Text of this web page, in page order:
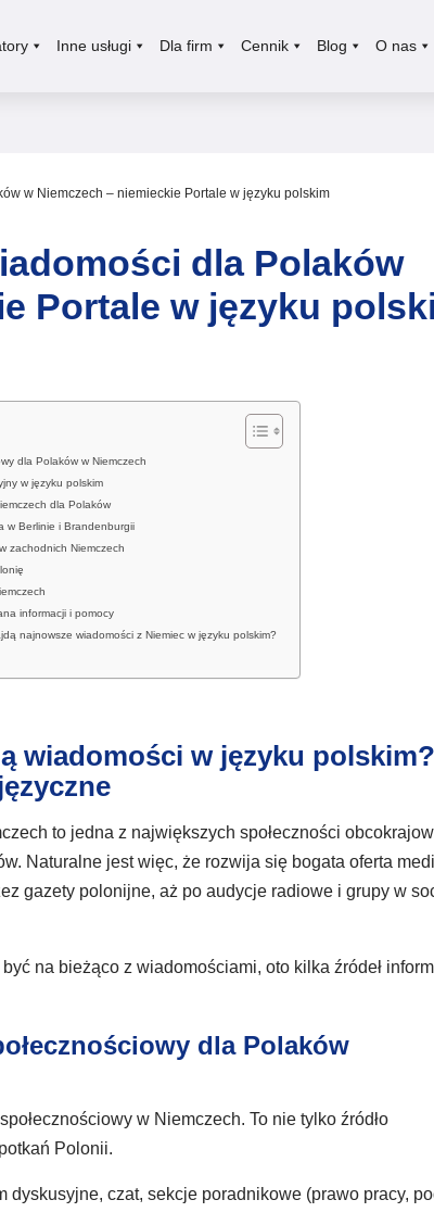
Inne usługi Dla firm Cennik Blog O nas
w Niemczech – niemieckie Portale w języku polskim
dla Polaków
Portale w języku
dla Polaków w Niemczech
w języku polskim
dla Polaków
w Berlinie i Brandenburgii
zachodnich Niemczech
informacji i pomocy
najnowsze wiadomości z Niemiec w języku polskim?
wiadomości w języku
to jedna z największych społeczności
Naturalne jest więc, że rozwija się bogata oferta
gazety polonijne, aż po audycje radiowe i grupy w
na bieżąco z wiadomościami, oto kilka źródeł
dla Polaków
w Niemczech. To nie tylko źródło
Polonii.
dyskusyjne, czat, sekcje poradnikowe (prawo pracy,